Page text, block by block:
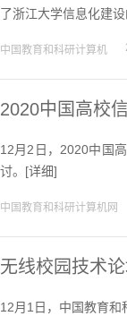
了浙江大学信息化建
中国教育和科研计算机
2020中国高校
12月2日，2020中国
讨。[详细]
中国教育和科研计算机网
无线校园技术
12月1日，中国教育